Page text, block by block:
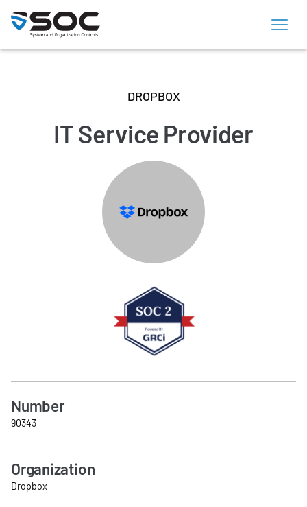
DROPBOX
IT Service Provider
Number
90343
Organization
Dropbox